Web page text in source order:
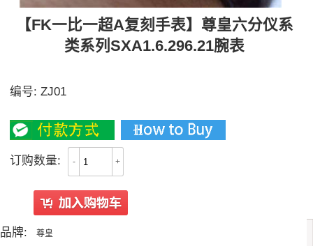
【FK一比一超A复刻手表】尊皇六分仪系
类系列SXA1.6.296.21腕表
编号:ZJ01
订购数量: - +
品牌: 尊皇